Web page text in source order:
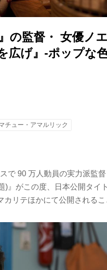
の監督・ 女優ノ
広げ』-ポップな
チュー・アマルリック
で 90 万人動員の実力派監
』がこの度、日本公開タイ
リテほかにて公開されるこ